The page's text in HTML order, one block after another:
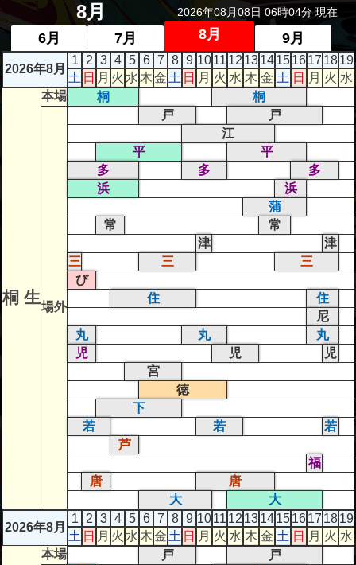
全国
総合
払戻
ギャ
ル等
依存
症対
8月
6月 7月 8月 9月
2026年08月08日 06時04分 現在
2026年8月
1 2 3 4 5 6 7 8 9 1011 12 1314151617 1819
土 日 月 火 水 木金 土 日 月 火 水 木 金 土 日 月 火 水
桐 生
本場 桐 桐
場外
戸
戸
江
平
平
多
多
多
浜
浜
蒲
常
常
津
津
三
三
三
び
住
住
尼
丸
丸
丸
児
児
児
宮
徳
下
若
若
若
芦
福
唐
唐
大
大
2026年8月
1 2 3 4 5 6 7 8 9 1011 12 1314151617 1819
土 日 月 火 水 木金 土 日 月 火 水 木 金 土 日 月 火 水
本場 戸 戸